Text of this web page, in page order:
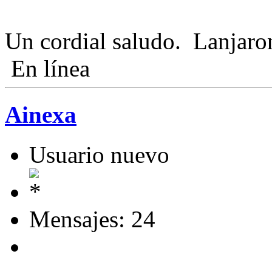
Un cordial saludo.
En línea
Ainexa
Usuario nuevo
Mensajes: 24